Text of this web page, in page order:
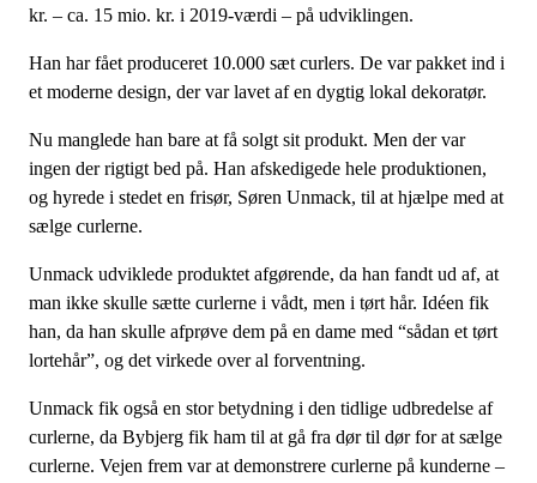
kr. – ca. 15 mio. kr. i 2019-værdi – på udviklingen.
Han har fået produceret 10.000 sæt curlers. De var pakket ind i
et moderne design, der var lavet af en dygtig lokal dekoratør.
Nu manglede han bare at få solgt sit produkt. Men der var
ingen der rigtigt bed på. Han afskedigede hele produktionen,
og hyrede i stedet en frisør, Søren Unmack, til at hjælpe med at
sælge curlerne.
Unmack udviklede produktet afgørende, da han fandt ud af, at
man ikke skulle sætte curlerne i vådt, men i tørt hår. Idéen fik
han, da han skulle afprøve dem på en dame med “sådan et tørt
lortehår”, og det virkede over al forventning.
Unmack fik også en stor betydning i den tidlige udbredelse af
curlerne, da Bybjerg fik ham til at gå fra dør til dør for at sælge
curlerne. Vejen frem var at demonstrere curlerne på kunderne –